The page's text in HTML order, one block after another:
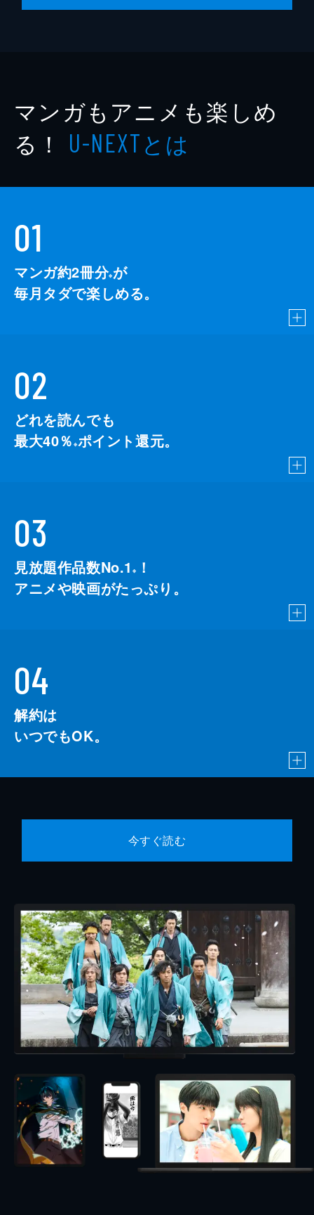
マンガもアニメも楽しめ
る！ U-NEXTとは
01
マンガ約2冊分※が
毎月タダで楽しめる。
02
どれを読んでも
最大40％ ※ポイント還元。
03
見放題作品数No.1 ※
！
アニメや映画がたっぷり。
04
解約は
いつでもOK。
今すぐ読む